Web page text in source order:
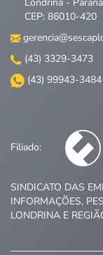
Londrina -
CEP: 86010-420
(43) 3329-3473
(43) 99943-3484
Filiado:
SINDICATO DAS
INFORMAÇÕES,
LONDRINA E